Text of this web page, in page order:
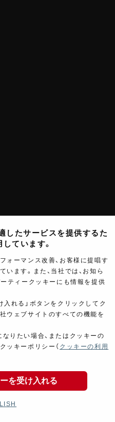
Co,Ltd. All Rights
したサービスを提供するた
ています。
ォーマンス改善、お客様に提唱す
います。また、当社では、お知ら
ーティークッキーにも情報を提供
入れる」ボタンをクリックしてク
ウェブサイトのすべての機能を
りたい場合、またはクッキーの
ッキーポリシー（ クッキーの利用
を受け入れる